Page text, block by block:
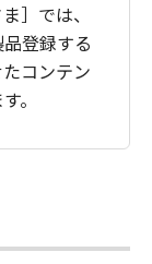
］では、
登録する
コンテン
。